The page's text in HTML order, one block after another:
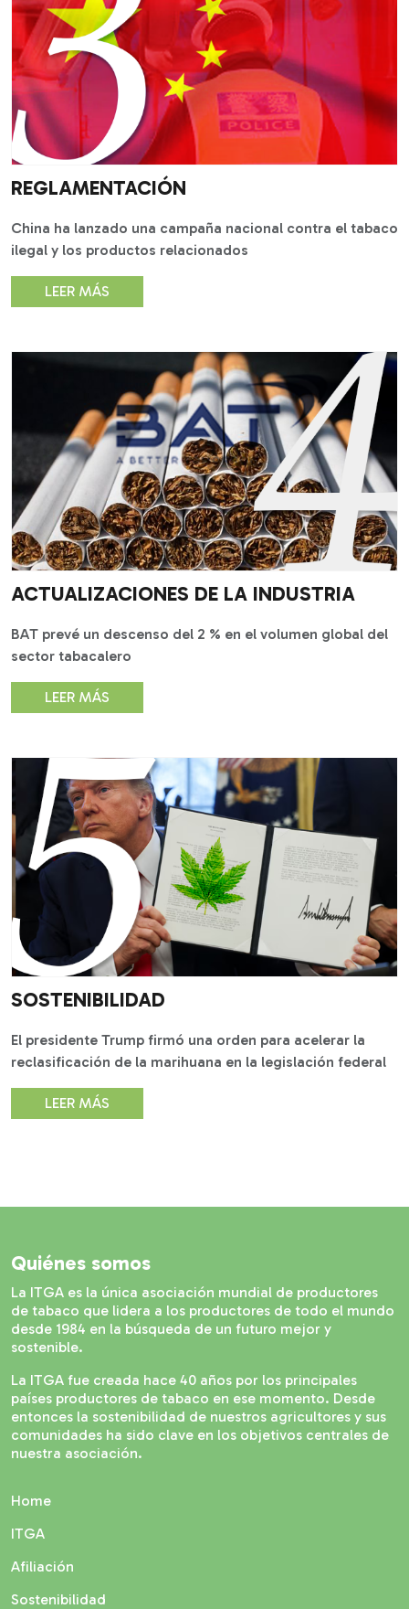
REGLAMENTACIÓN
China ha lanzado una campaña nacional contra el tabaco
ilegal y los productos relacionados
LEER MÁS
ACTUALIZACIONES DE LA INDUSTRIA
BAT prevé un descenso del 2 % en el volumen global del
sector tabacalero
LEER MÁS
SOSTENIBILIDAD
El presidente Trump firmó una orden para acelerar la
reclasificación de la marihuana en la legislación federal
LEER MÁS
Quiénes somos
La ITGA es la única asociación mundial de productores
de tabaco que lidera a los productores de todo el mundo
desde 1984 en la búsqueda de un futuro mejor y
sostenible.
La ITGA fue creada hace 40 años por los principales
países productores de tabaco en ese momento. Desde
entonces la sostenibilidad de nuestros agricultores y sus
comunidades ha sido clave en los objetivos centrales de
nuestra asociación.
Home
ITGA
Afiliación
Sostenibilidad